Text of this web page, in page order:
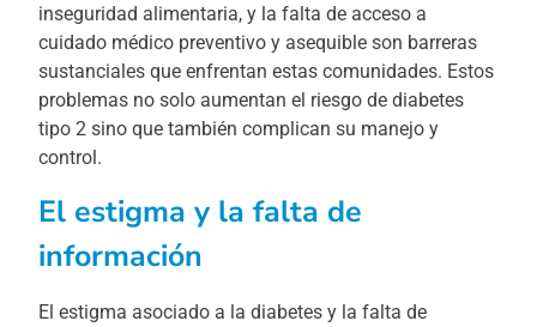
inseguridad alimentaria, y la falta de acceso a
cuidado médico preventivo y asequible son barreras
sustanciales que enfrentan estas comunidades. Estos
problemas no solo aumentan el riesgo de diabetes
tipo 2 sino que también complican su manejo y
control.
El estigma y la falta de
información
El estigma asociado a la diabetes y la falta de